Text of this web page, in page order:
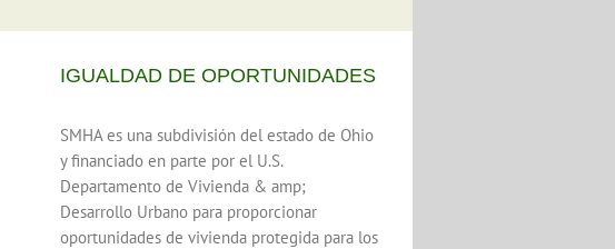
IGUALDAD DE OPORTUNIDADES
SMHA es una subdivisión del estado de Ohio
y financiado en parte por el U.S.
Departamento de Vivienda & amp;
Desarrollo Urbano para proporcionar
oportunidades de vivienda protegida para los